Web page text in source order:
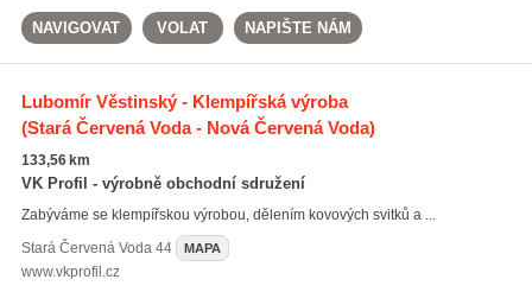
NAVIGOVAT VOLAT NAPIŠTE NÁM
Lubomír Věstinský - Klempířská výroba
(Stará Červená Voda - Nová Červená Voda)
133,56 km
VK Profil - výrobně obchodní sdružení
Zabýváme se klempířskou výrobou, dělením kovových svitků a ...
Stará Červená Voda44 MAPA
www.vkprofil.cz